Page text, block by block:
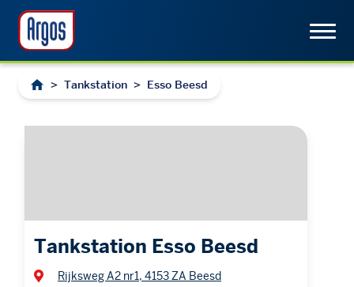
> Tankstation > Esso Beesd
Tankstation Esso Beesd
Rijksweg A2 nr1, 4153 ZA Beesd